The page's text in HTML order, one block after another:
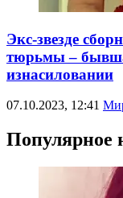
Экс-звезде
тюрьмы –
изнасиловании
07.10.2023, 12:41
Популярное